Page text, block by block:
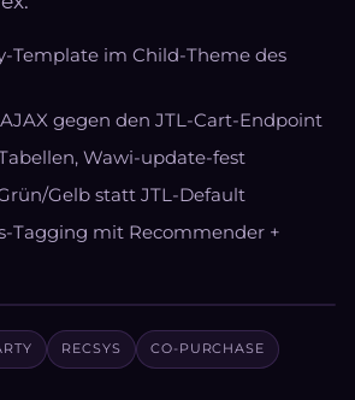
Template im Child-Theme des
gegen den JTL-Cart-Endpoint
Wawi-update-fest
Gelb statt JTL-Default
Tagging mit Recommender +
BUNDLE-BOX FOLGT
RECSYS CO-PURCHASE